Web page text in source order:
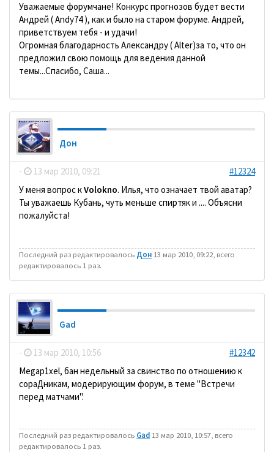
Уважаемые форумчане! Конкурс прогнозов будет вести
Андрей ( Andy74 ), как и было на старом форуме. Андрей,
приветствуем тебя - и удачи!
Огромная благодарность Александру ( Alter)за то, что он
предложил свою помощь для ведения данной
темы...Спасибо, Саша...
Дон
- 13 мар 2010, 09:21
#12324
У меня вопрос кVolokno. Илья, что означает твой аватар?
Ты уважаешь Кубань, чуть меньше спиртяк и .... Объясни
пожалуйста!
Последний раз редактировалось Дон 13 мар 2010, 09:22, всего
редактировалось 1 раз.
Gad
- 13 мар 2010, 10:56
#12342
Megap1xel, бан недельный за свинство по отношению к
сораДникам, модерирующим форум, в теме "Встречи
перед матчами".
Последний раз редактировалось Gad 13 мар 2010, 10:57, всего
редактировалось 1 раз.